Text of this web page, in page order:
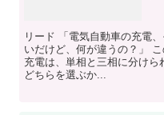
リード 「電気自動車の充電
いだけど、何が違うの？」
充電は、単相と三相に分け
どちらを選ぶか...